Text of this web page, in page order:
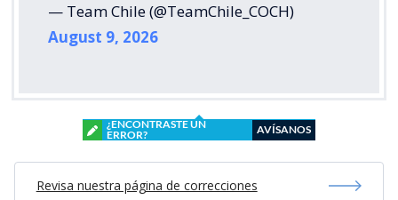
— Team Chile (@TeamChile_COCH)
August 9, 2026
¿ENCONTRASTE UN
ERROR?
AVÍSANOS
Revisa nuestra página de correcciones